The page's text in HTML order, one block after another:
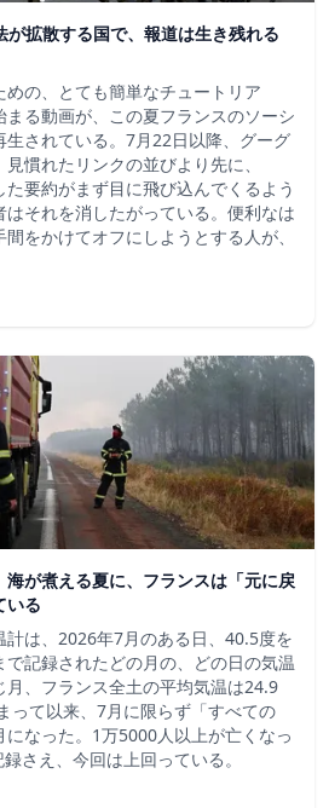
拡散する国で、報道は生き残れる
めの、とても簡単なチュートリア
る動画が、この夏フランスのソーシ
生されている。7月22日以降、グーグ
慣れたリンクの並びより先に、
要約がまず目に飛び込んでくるよう
それを消したがっている。便利なは
をかけてオフにしようとする人が、
が煮える夏に、フランスは「元に戻
いる
は、2026年7月のある日、40.5度を
記録されたどの月の、どの日の気温
月、フランス全土の平均気温は24.9
って以来、7月に限らず「すべての
になった。1万5000人以上が亡くなっ
さえ、今回は上回っている。